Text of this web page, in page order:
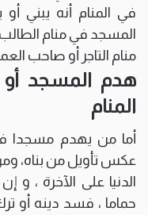
في المنام أنه يبني
المسجد في منام
منام التاجر أو صاحب
هدم المسجد أو
المنام
أما من يهدم مسجدا
عكس تأويل من بناه،
الدنيا على الآخرة ، و
حماما ، فسد دينه أو